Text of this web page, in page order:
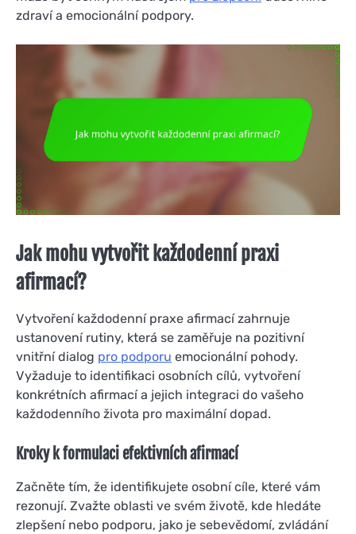
zdraví a emocionální podpory.
Jak mohu vytvořit každodenní praxi
afirmací?
Vytvoření každodenní praxe afirmací zahrnuje
ustanovení rutiny, která se zaměřuje na pozitivní
vnitřní dialog pro podporu emocionální pohody.
Vyžaduje to identifikaci osobních cílů, vytvoření
konkrétních afirmací a jejich integraci do vašeho
každodenního života pro maximální dopad.
Kroky k formulaci efektivních afirmací
Začněte tím, že identifikujete osobní cíle, které vám
rezonují. Zvažte oblasti ve svém životě, kde hledáte
zlepšení nebo podporu, jako je sebevědomí, zvládání